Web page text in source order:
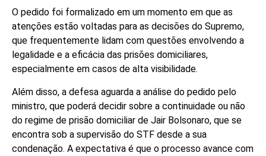
O pedido foi formalizado em um momento em que as
atenções estão voltadas para as decisões do Supremo,
que frequentemente lidam com questões envolvendo a
legalidade e a eficácia das prisões domiciliares,
especialmente em casos de alta visibilidade.
Além disso, a defesa aguarda a análise do pedido pelo
ministro, que poderá decidir sobre a continuidade ou não
do regime de prisão domiciliar de Jair Bolsonaro, que se
encontra sob a supervisão do STF desde a sua
condenação. A expectativa é que o processo avance com